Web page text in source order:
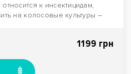
к инсектицидам,
на колосовые культуры –
1199 грн